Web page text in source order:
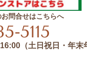
問合せはこちらへ
5115
（土日祝日・年末